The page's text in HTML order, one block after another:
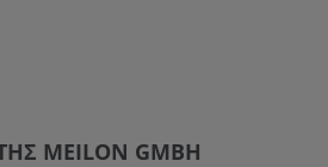
MEILON GMBH